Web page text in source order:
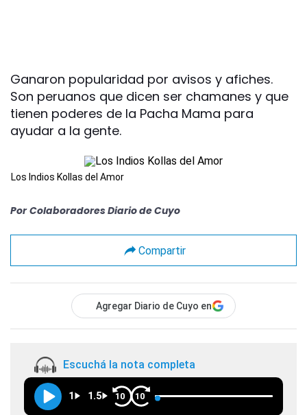
Ganaron popularidad por avisos y afiches.
Son peruanos que dicen ser chamanes y que
tienen poderes de la Pacha Mama para
ayudar a la gente.
Los Indios Kollas del Amor
Por Colaboradores Diario de Cuyo
Compartir
Agregar Diario de Cuyo en
Escuchá la nota completa
1 1.5 10 10